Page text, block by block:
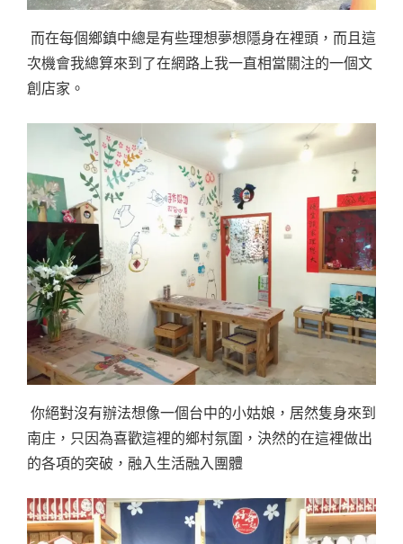
而在每個鄉鎮中總是有些理想夢想隱身在裡頭，而且這
次機會我總算來到了在網路上我一直相當關注的一個文
創店家。
你絕對沒有辦法想像一個台中的小姑娘，居然隻身來到
南庄，只因為喜歡這裡的鄉村氛圍，決然的在這裡做出
的各項的突破，融入生活融入團體